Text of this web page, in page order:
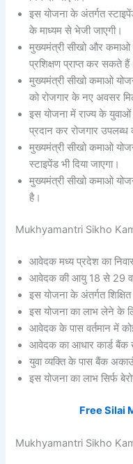
इस योजना के अंतर्गत
के माध्यम से भेजी जाएगी।
मुख्यमंत्री सीखो और कमाओ
प्रशिक्षण प्राप्त कर सकते
मुख्यमंत्री सीखो कमाओ
को रोजगार के नए अवसर
इस योजना में राज्य के
प्रदान कर रोजगार उपलब्ध
मुख्यमंत्री सीखो कमाओ
स्टाइपेंड भी दिया जाएगा।
मुख्यमंत्री सीखो कमाओ
है।
Mukhyamantri Sikho
आवेदक मध्य प्रदेश का
आवेदक की आयु 18 से 29 वर्ष
इस योजना के अंतर्गत
इस योजना का लाभ लेने के
आवेदक के पास वर्तमान में
आवेदक का आधार कार्ड बैंक
युवा व्यक्ति के पास बैंक
इस योजना का लाभ सिर्फ
Free Silai
Mukhyamantri Sikho